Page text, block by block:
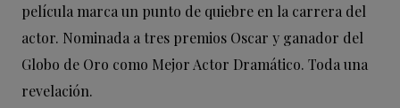
película marca un punto de quiebre en la carrera del
actor. Nominada a tres premios Oscar y ganador del
Globo de Oro como Mejor Actor Dramático. Toda una
revelación.